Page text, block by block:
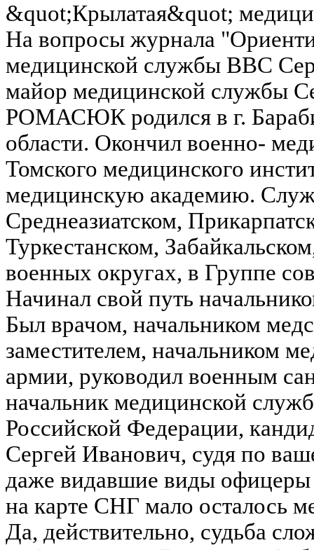
&quot;Крылатая&quot;
На вопросы журнала
медицинской службы ВВС
майор медицинской службы
РОМАСЮК родился в г.
области. Окончил военно-
Томского медицинского
медицинскую академию.
Среднеазиатском,
Туркестанском,
военных округах, в Группе
Начинал свой путь
Был врачом, начальником
заместителем, начальником
армии, руководил военным
начальник медицинской
Российской Федерации,
Сергей Иванович, судя по
даже видавшие виды
на карте СНГ мало осталось
Да, действительно, судьба